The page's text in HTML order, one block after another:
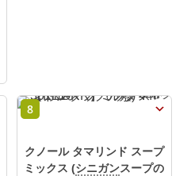
8
クノール タマリンド スープ
ミックス (シニガンスープの